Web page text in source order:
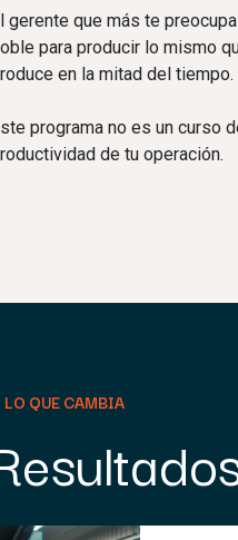
gerente que más te
para producir lo mismo
en la mitad del tiempo.
programa no es un curso
de tu operación.
QUE CAMBIA